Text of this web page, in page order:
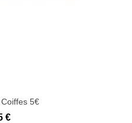
5€
€